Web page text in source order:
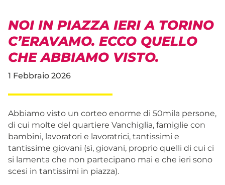
NOI IN PIAZZA IERI A TORINO
C’ERAVAMO. ECCO QUELLO
CHE ABBIAMO VISTO.
1 Febbraio 2026
Abbiamo visto un corteo enorme di 50mila persone,
di cui molte del quartiere Vanchiglia, famiglie con
bambini, lavoratori e lavoratrici, tantissimi e
tantissime giovani (sì, giovani, proprio quelli di cui ci
si lamenta che non partecipano mai e che ieri sono
scesi in tantissimi in piazza).